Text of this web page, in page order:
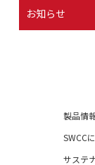
お知らせ
製品情
SWCC
サステ